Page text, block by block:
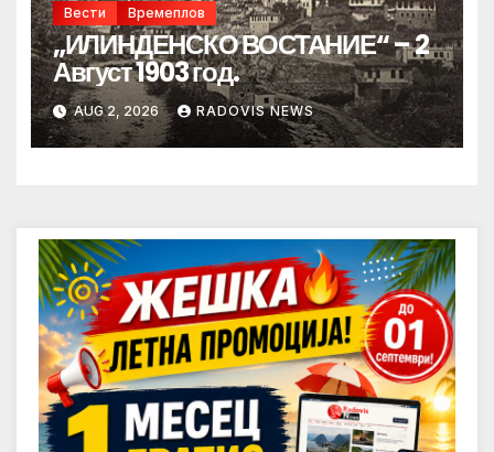
Вести Времеплов
„ИЛИНДЕНСКО ВОСТАНИЕ“ – 2
Август 1903 год.
AUG 2, 2026 RADOVIS NEWS